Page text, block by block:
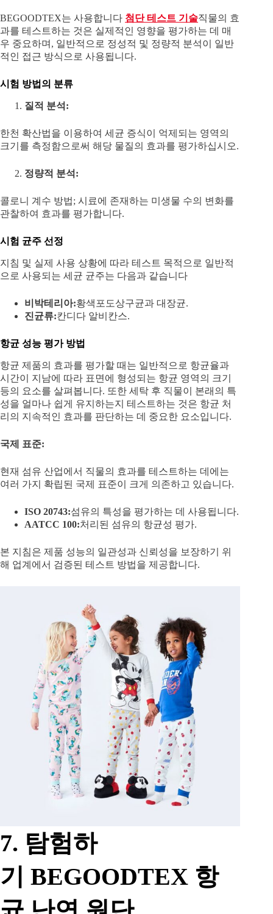
BEGOODTEX는 사용합니다 첨단 테스트 기술직물의 효
과를 테스트하는 것은 실제적인 영향을 평가하는 데 매
우 중요하며, 일반적으로 정성적 및 정량적 분석이 일반
적인 접근 방식으로 사용됩니다.
시험 방법의 분류
질적 분석:
한천 확산법을 이용하여 세균 증식이 억제되는 영역의
크기를 측정함으로써 해당 물질의 효과를 평가하십시오.
정량적 분석:
콜로니 계수 방법; 시료에 존재하는 미생물 수의 변화를
관찰하여 효과를 평가합니다.
시험 균주 선정
지침 및 실제 사용 상황에 따라 테스트 목적으로 일반적
으로 사용되는 세균 균주는 다음과 같습니다
비 박테리아:황색포도상구균과 대장균.
진균류:칸디다 알비칸스.
항균 성능 평가 방법
항균 제품의 효과를 평가할 때는 일반적으로 항균율과
시간이 지남에 따라 표면에 형성되는 항균 영역의 크기
등의 요소를 살펴봅니다. 또한 세탁 후 직물이 본래의 특
성을 얼마나 쉽게 유지하는지 테스트하는 것은 항균 처
리의 지속적인 효과를 판단하는 데 중요한 요소입니다.
국제 표준:
현재 섬유 산업에서 직물의 효과를 테스트하는 데에는
여러 가지 확립된 국제 표준이 크게 의존하고 있습니다.
ISO 20743:섬유의 특성을 평가하는 데 사용됩니다.
AATCC 100:처리된 섬유의 항균성 평가.
본 지침은 제품 성능의 일관성과 신뢰성을 보장하기 위
해 업계에서 검증된 테스트 방법을 제공합니다.
7. 탐험하
기 BEGOODTEX 항